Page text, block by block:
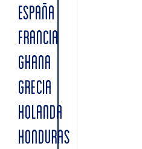
ESPAÑA
FRANCIA
GHANA
GRECIA
HOLANDA
HONDURAS